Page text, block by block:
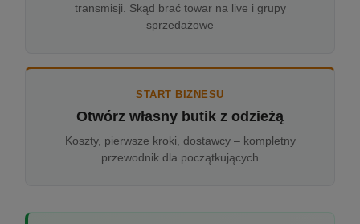
transmisji. Skąd brać towar na live i grupy
sprzedażowe
START BIZNESU
Otwórz własny butik z odzieżą
Koszty, pierwsze kroki, dostawcy – kompletny
przewodnik dla początkujących